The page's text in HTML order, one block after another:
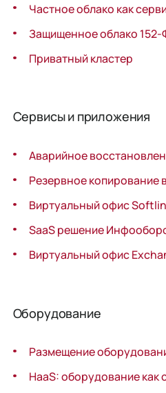
Частное облако как
Защищенное облако
Приватный кластер
Сервисы и приложения
Аварийное
Резервное копирование
Виртуальный офис
SaaS решение
Виртуальный офис
Оборудование
Размещение
HaaS: оборудование как